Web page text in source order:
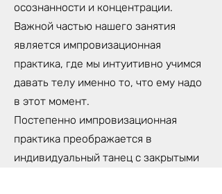
осознанности и концентрации.
Важной частью нашего занятия
является импровизационная
практика, где мы интуитивно учимся
давать телу именно то, что ему надо
в этот момент.
Постепенно импровизационная
практика преображается в
индивидуальный танец с закрытыми